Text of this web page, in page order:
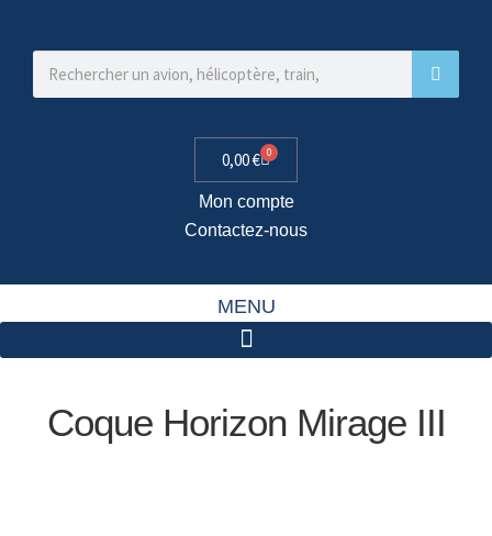
0,00€ 0
Mon compte
Contactez-nous
MENU
Coque Horizon Mirage III